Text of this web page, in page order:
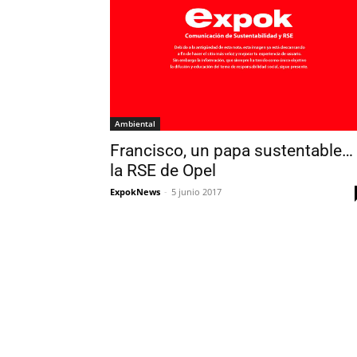
Ambiental
Francisco, un papa sustentable…
la RSE de Opel
ExpokNews - 5 junio 2017